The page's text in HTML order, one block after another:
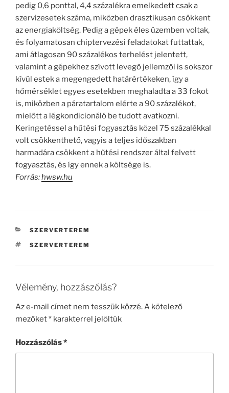
pedig 0,6 ponttal, 4,4 százalékra emelkedett csak a
szervizesetek száma, miközben drasztikusan csökkent
az energiaköltség. Pedig a gépek éles üzemben voltak,
és folyamatosan chiptervezési feladatokat futtattak,
ami átlagosan 90 százalékos terhelést jelentett,
valamint a gépekhez szívott levegő jellemzői is sokszor
kívül estek a megengedett határértékeken, így a
hőmérséklet egyes esetekben meghaladta a 33 fokot
is, miközben a páratartalom elérte a 90 százalékot,
mielőtt a légkondicionáló be tudott avatkozni.
Keringetéssel a hűtési fogyasztás közel 75 százalékkal
volt csökkenthető, vagyis a teljes időszakban
harmadára csökkent a hűtési rendszer által felvett
fogyasztás, és így ennek a költsége is.
Forrás:hwsw.hu
KATEGÓRIÁK
SZERVERTEREM
CÍMKÉK
SZERVERTEREM
Vélemény, hozzászólás?
Az e-mail címet nem tesszük közzé.A kötelező
mezőket* karakterrel jelöltük
Hozzászólás*